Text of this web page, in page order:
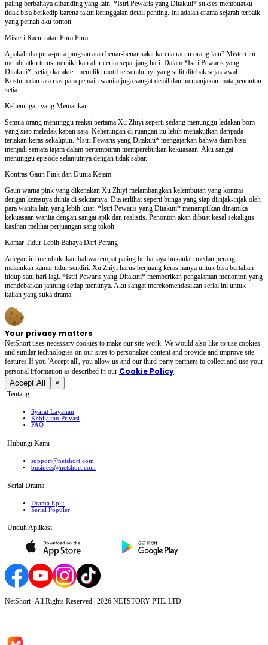
paling berbahaya dibanding yang lain. *Istri Pewaris yang Ditakuti* sukses membuatku
tidak bisa berkedip karena takut ketinggalan detail penting. Ini adalah drama sejarah terbaik
yang pernah aku tonton.
Misteri Racun atau Pura Pura
Apakah dia pura-pura pingsan atau benar-benar sakit karena racun orang lain? Misteri ini
membuatku terus memikirkan alur cerita sepanjang hari. Dalam *Istri Pewaris yang
Ditakuti*, setiap karakter memiliki motif tersembunyi yang sulit ditebak sejak awal.
Kostum dan tata rias para pemain wanita juga sangat detail dan memanjakan mata penonton
setia.
Keheningan yang Mematikan
Semua orang menunggu reaksi pertama Xu Zhiyi seperti sedang menunggu ledakan bom
yang siap meledak kapan saja. Keheningan di ruangan itu lebih menakutkan daripada
teriakan keras sekalipun. *Istri Pewaris yang Ditakuti* mengajarkan bahwa diam bisa
menjadi senjata tajam dalam pertempuran memperebutkan kekuasaan. Aku sangat
menunggu episode selanjutnya dengan tidak sabar.
Kontras Gaun Pink dan Dunia Kejam
Gaun warna pink yang dikenakan Xu Zhiyi melambangkan kelembutan yang kontras
dengan kerasnya dunia di sekitarnya. Dia terlihat seperti bunga yang siap diinjak-injak oleh
para wanita lain yang lebih kuat. *Istri Pewaris yang Ditakuti* menampilkan dinamika
kekuasaan wanita dengan sangat apik dan realistis. Penonton akan dibuat kesal sekaligus
kasihan melihat perjuangan sang tokoh.
Kamar Tidur Lebih Bahaya Dari Perang
Adegan ini membuktikan bahwa tempat paling berbahaya bukanlah medan perang
melainkan kamar tidur sendiri. Xu Zhiyi harus berjuang keras hanya untuk bisa bertahan
hidup satu hari lagi. *Istri Pewaris yang Ditakuti* memberikan pengalaman menonton yang
mendebarkan jantung setiap menitnya. Aku sangat merekomendasikan serial ini untuk
kalian yang suka drama.
Your privacy matters
NetShort uses necessary cookies to make our site work. We would also like to use cookies
and similar technologies on our sites to personalize content and provide and improve site
features.If you 'Accept all', you allow us and our third-party partners to collect and use your
personal irformation as described in our Cookie Policy.
Accept All ×
Tentang
Syarat Layanan
Kebijakan Privasi
FAQ
Hubungi Kami
support@netshort.com
business@netshort.com
Serial Drama
Drama Epik
Serial Populer
Unduh Aplikasi
NetShort | All Rights Reserved | 2026 NETSTORY PTE. LTD.